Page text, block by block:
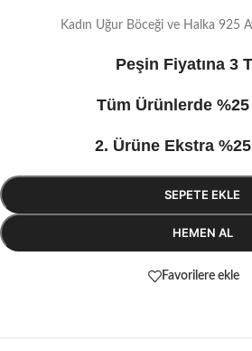
Kadın Uğur Böceği ve Halka 925
Peşin Fiyatına 3
Tüm Ürünlerde
2. Ürüne Ekstra
SEPETE EKLE
HEMEN AL
Favorilere ekle